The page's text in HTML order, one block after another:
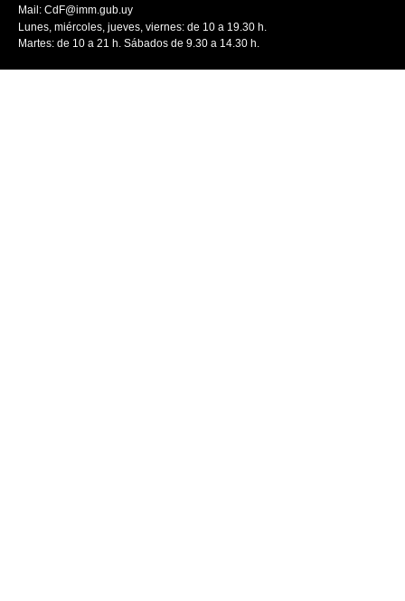
Mail: CdF@imm.gub.uy
Lunes, miércoles, jueves, viernes: de 10 a 19.30 h.
Martes: de 10 a 21 h. Sábados de 9.30 a 14.30 h.